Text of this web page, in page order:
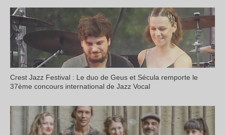
Crest Jazz Festival : Le duo de Geus et Sécula remporte le
37ème concours international de Jazz Vocal